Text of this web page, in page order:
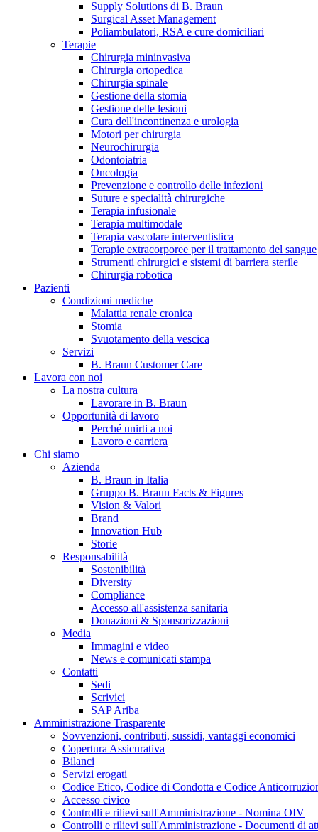
Catalogo prodotti
Trova il prodotto che stai cercando. Visita il catalogo B. Braun
Campione stomia o cateteri
Richiedi gratuitamente un campione al nostro Customer Care,
Trova la tua opportunità di lavoro!
Scopri le opportunità di carriera del Gruppo B. Braun. Visita
Hai domande o richieste? Scrivici per entrare subito in contatto
Supply Solutions di B. Braun
Surgical Asset Management
Poliambulatori, RSA e cure domiciliari
Terapie
Chirurgia mininvasiva
Chirurgia ortopedica
Chirurgia spinale
Gestione della stomia
Gestione delle lesioni
Cura dell'incontinenza e urologia
Motori per chirurgia
Neurochirurgia
Odontoiatria
Oncologia
Prevenzione e controllo delle infezioni
Suture e specialità chirurgiche
Terapia infusionale
Terapia multimodale
Terapia vascolare interventistica
Terapie extracorporee per il trattamento del sangue
Strumenti chirurgici e sistemi di barriera sterile
Chirurgia robotica
Pazienti
Condizioni mediche
Malattia renale cronica
Stomia
Svuotamento della vescica
Servizi
B. Braun Customer Care
Lavora con noi
La nostra cultura
Lavorare in B. Braun
Opportunità di lavoro
Perché unirti a noi
Lavoro e carriera
Chi siamo
Azienda
B. Braun in Italia
Gruppo B. Braun Facts & Figures
Vision & Valori
Brand
Innovation Hub
Storie
Responsabilità
Sostenibilità
Diversity
Compliance
Accesso all'assistenza sanitaria
Donazioni & Sponsorizzazioni
Media
Immagini e video
News e comunicati stampa
Contatti
Sedi
Scrivici
SAP Ariba
Amministrazione Trasparente
Sovvenzioni, contributi, sussidi, vantaggi economici
Copertura Assicurativa
Bilanci
Servizi erogati
Codice Etico, Codice di Condotta e Codice
Accesso civico
Controlli e rilievi sull'Amministrazione - Nomina OIV
Controlli e rilievi sull'Amministrazione - Documenti di